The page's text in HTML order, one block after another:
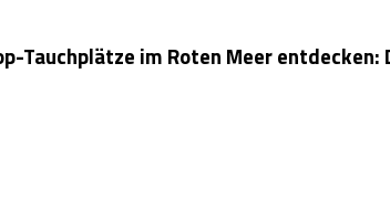
Tauchplätze im Roten Meer